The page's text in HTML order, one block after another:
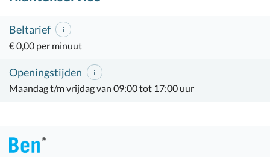
Beltarief
€ 0,00 per minuut
Openingstijden
Maandag t/m vrijdag van 09:00 tot 17:00 uur